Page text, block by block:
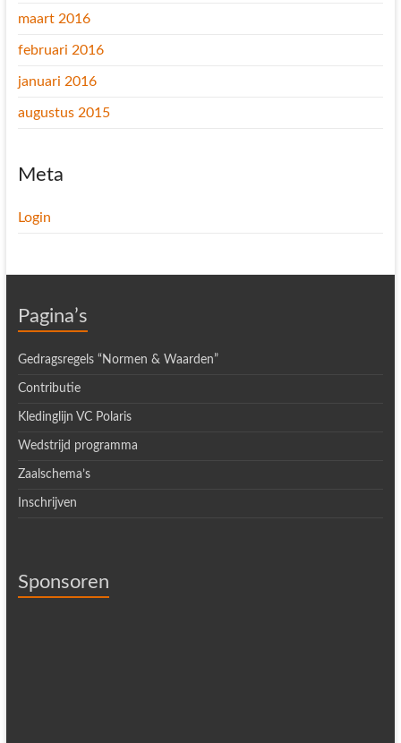
maart 2016
februari 2016
januari 2016
augustus 2015
Meta
Login
Pagina’s
Gedragsregels “Normen & Waarden”
Contributie
Kledinglijn VC Polaris
Wedstrijd programma
Zaalschema’s
Inschrijven
Sponsoren